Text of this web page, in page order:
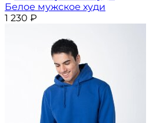
Белое мужское худи
1 230 ₽